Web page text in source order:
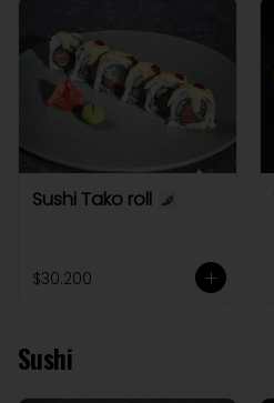
Sushi Tako roll
$30.200
Sushi